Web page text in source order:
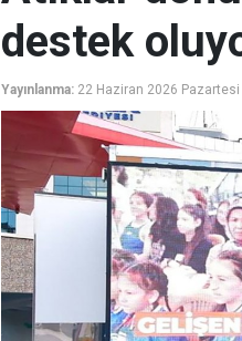
destek
Yayınlanma: 22 Haziran 2026